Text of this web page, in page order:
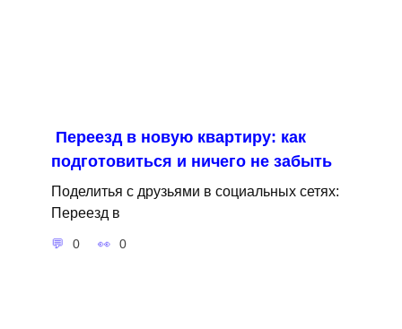
Переезд в новую квартиру: как
подготовиться и ничего не забыть
Поделитья с друзьями в социальных сетях:
Переезд в
0 0